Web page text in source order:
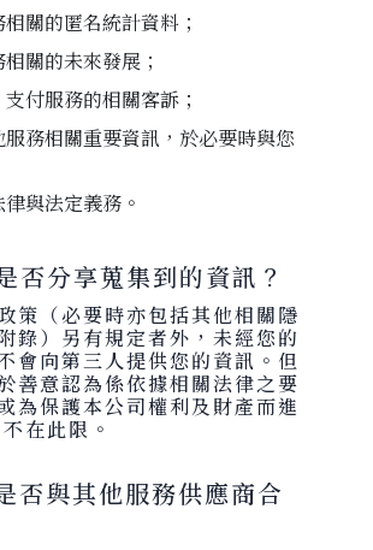
關的匿名統計資料；
關的未來發展；
付服務的相關客訴；
務相關重要資訊，於必要時與您
與法定義務。
否分享蒐集到的資訊？
策（必要時亦包括其他相關隱
錄）另有規定者外，未經您的
會向第三人提供您的資訊。但
善意認為係依據相關法律之要
為保護本公司權利及財產而進
在此限。
否與其他服務供應商合